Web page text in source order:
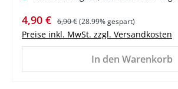
Verkaufspreis:
4,90 € Regulärer Preis:
6,90 €(28.99% gespart)
Preise inkl. MwSt. zzgl. Versandkosten
In den Warenkorb